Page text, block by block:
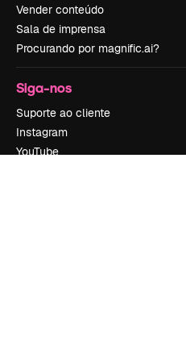
Vender conteúdo
Sala de imprensa
Procurando por magnific.ai?
Siga-nos
Suporte ao cliente
Instagram
YouTube